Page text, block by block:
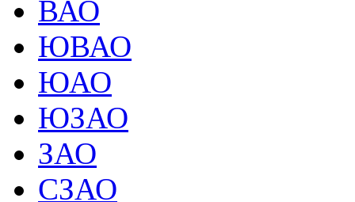
ВАО
ЮВАО
ЮАО
ЮЗАО
ЗАО
СЗАО